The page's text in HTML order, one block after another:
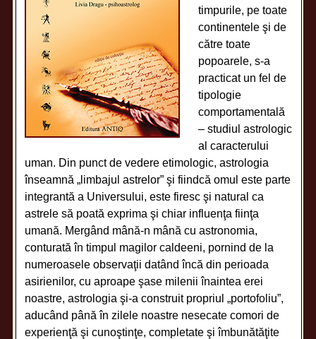
timpurile, pe toate
continentele şi de
către toate
popoarele, s-a
practicat un fel de
tipologie
comportamentală
– studiul astrologic
al caracterului
uman. Din punct de vedere etimologic, astrologia
înseamnă „limbajul astrelor” şi fiindcă omul este parte
integrantă a Universului, este firesc şi natural ca
astrele să poată exprima şi chiar influenţa fiinţa
umană. Mergând mână-n mână cu astronomia,
conturată în timpul magilor caldeeni, pornind de la
numeroasele observaţii datând încă din perioada
asirienilor, cu aproape şase milenii înaintea erei
noastre, astrologia şi-a construit propriul „portofoliu”,
aducând până în zilele noastre nesecate comori de
experienţă şi cunoştinţe, completate şi îmbunătăţite